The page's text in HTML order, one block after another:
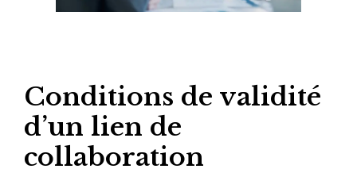
Conditions de validité
d’un lien de
collaboration